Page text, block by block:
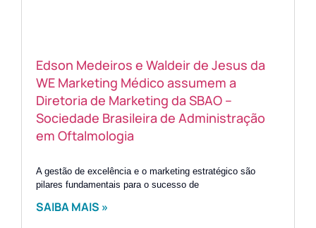
Edson Medeiros e Waldeir de Jesus da
WE Marketing Médico assumem a
Diretoria de Marketing da SBAO –
Sociedade Brasileira de Administração
em Oftalmologia
A gestão de excelência e o marketing estratégico são
pilares fundamentais para o sucesso de
SAIBA MAIS »